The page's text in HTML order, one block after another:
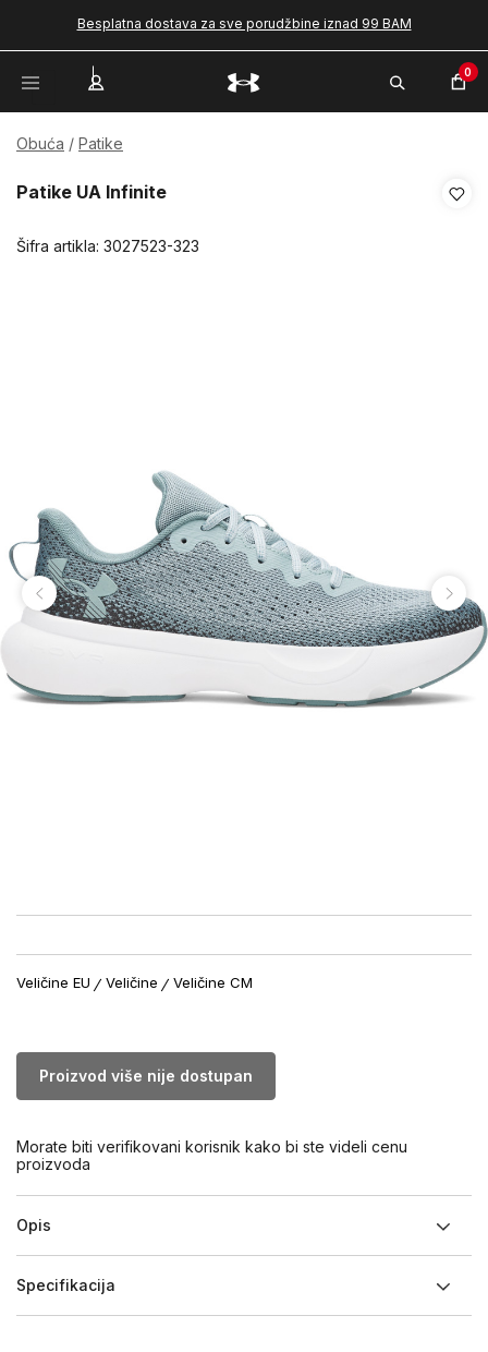
Besplatna dostava za sve porudžbine iznad 99 BAM
0
Obuća Patike
Patike UA Infinite
Šifra artikla: 3027523-323
Veličine EU Veličine Veličine CM
Proizvod više nije dostupan
Morate biti verifikovani korisnik kako bi ste videli cenu
proizvoda
Opis
Specifikacija